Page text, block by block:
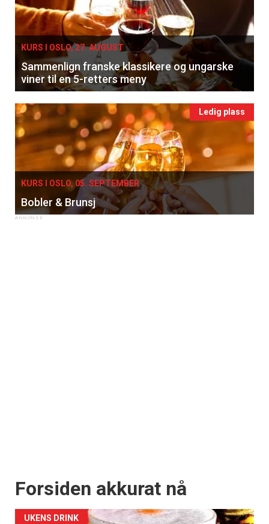
KURS I OSLO, 27. AUGUST
Sammenlign franske klassikere og ungarske
viner til en 5-retters meny
Ledig plass
KURS I OSLO, 05. SEPTEMBER
Bobler & Brunsj
Forsiden akkurat nå
UKENS DRINK